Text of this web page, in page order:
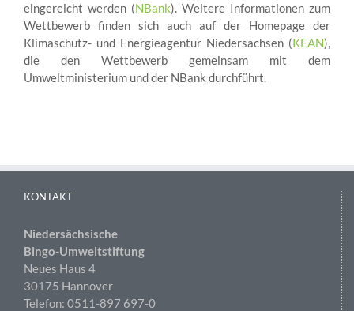
eingereicht werden (NBank). Weitere Informationen zum
Wettbewerb finden sich auch auf der Homepage der
Klimaschutz- und Energieagentur Niedersachsen (KEAN),
die den Wettbewerb gemeinsam mit dem
Umweltministerium und der NBank durchführt.
KONTAKT
Niedersächsische
Bingo-Umweltstiftung
Neues Haus 4
30175 Hannover
Telefon: 0511-897 697-0